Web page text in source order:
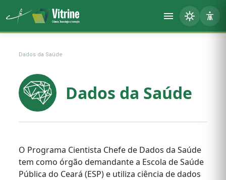
Dados da Saúde
Dados da Saúde
O Programa Cientista Chefe de Dados da Saúde
tem como órgão demandante a Escola de Saúde
Pública do Ceará (ESP) e utiliza ciência de dados